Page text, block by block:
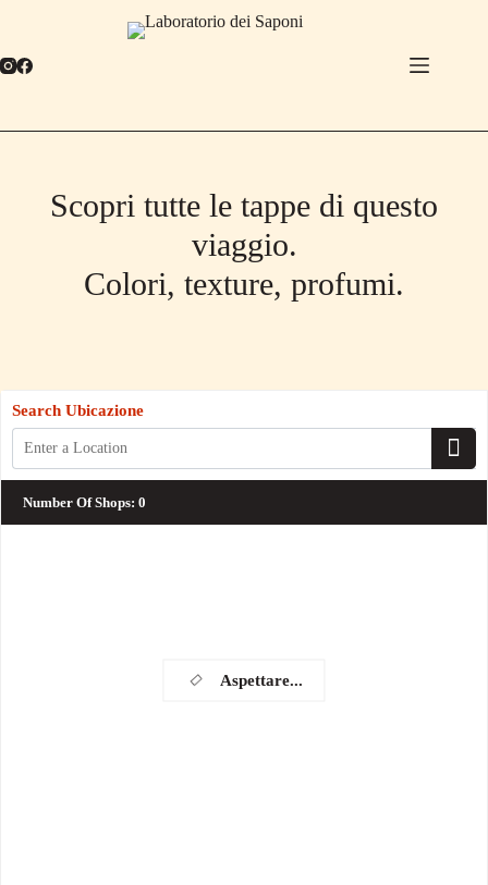
Scopri tutte le tappe di questo
viaggio.
Colori, texture, profumi.
Aspettare...
Search Ubicazione
Number Of Shops: 0